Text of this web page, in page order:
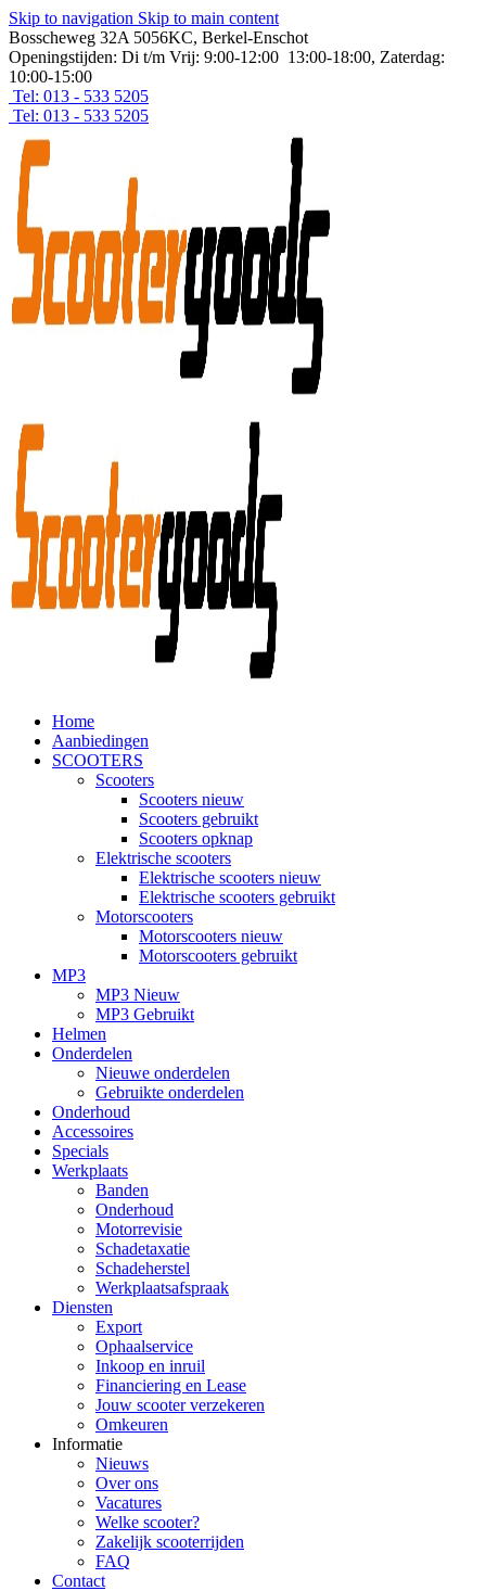
Skip to navigation Skip to main content
Bosscheweg 32A 5056KC, Berkel-Enschot
Openingstijden: Di t/m Vrij: 9:00-12:00 13:00-18:00, Zaterdag:
10:00-15:00
Tel: 013 - 533 5205
Tel: 013 - 533 5205
Home
Aanbiedingen
SCOOTERS
Scooters
Scooters nieuw
Scooters gebruikt
Scooters opknap
Elektrische scooters
Elektrische scooters nieuw
Elektrische scooters gebruikt
Motorscooters
Motorscooters nieuw
Motorscooters gebruikt
MP3
MP3 Nieuw
MP3 Gebruikt
Helmen
Onderdelen
Nieuwe onderdelen
Gebruikte onderdelen
Onderhoud
Accessoires
Specials
Werkplaats
Banden
Onderhoud
Motorrevisie
Schadetaxatie
Schadeherstel
Werkplaatsafspraak
Diensten
Export
Ophaalservice
Inkoop en inruil
Financiering en Lease
Jouw scooter verzekeren
Omkeuren
Informatie
Nieuws
Over ons
Vacatures
Welke scooter?
Zakelijk scooterrijden
FAQ
Contact